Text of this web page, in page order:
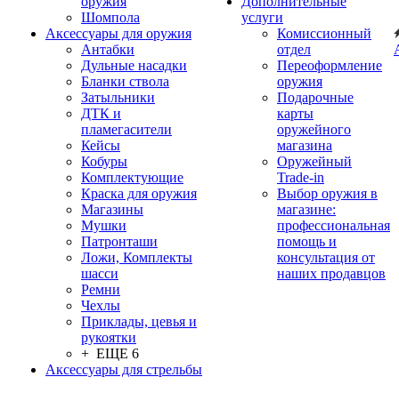
Шомпола
Аксессуары для оружия
Антабки
Дульные насадки
Бланки ствола
Затыльники
ДТК и
пламегасители
Кейсы
Кобуры
Комплектующие
Краска для оружия
Магазины
Мушки
Патронташи
Ложи, Комплекты
шасси
Ремни
Чехлы
Приклады, цевья и
рукоятки
+ ЕЩЕ 6
Аксессуары для стрельбы
услуги
Комиссионный
отдел
Переоформление
оружия
Подарочные
карты
оружейного
магазина
Оружейный
Trade-in
Выбор оружия в
магазине:
профессиональная
помощь и
консультация от
наших продавцов